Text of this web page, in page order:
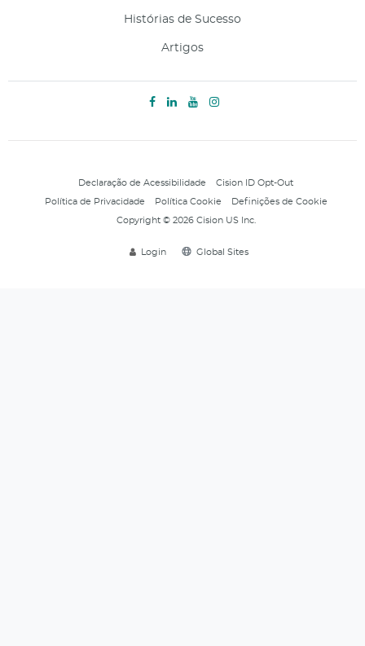
Histórias de Sucesso
Artigos
Declaração de Acessibilidade Cision ID Opt-Out
Política de Privacidade Política Cookie Definições de Cookie
Copyright © 2026 Cision US Inc.
Login Global Sites